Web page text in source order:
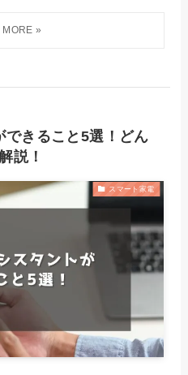
きること5選！どん
説！
スマート家電